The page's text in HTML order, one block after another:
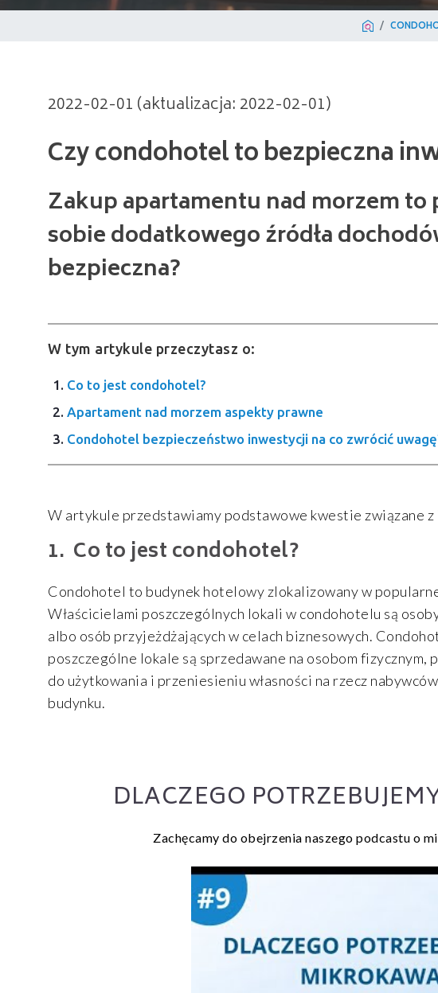
2022-02-01 (aktualizacja: 2022-02-01)
Czy condohotel to bezpieczna
Zakup apartamentu nad morzem
sobie dodatkowego źródła
bezpieczna?
W tym artykule przeczytasz o:
Co to jest condohotel?
Apartament nad morzem aspekty prawne
Condohotel bezpieczeństwo inwestycji na co zwrócić
W artykule przedstawiamy podstawowe kwestie związane
Co to jest condohotel?
Condohotel to budynek hotelowy zlokalizowany w
Właścicielami poszczególnych lokali w condohotelu są
albo osób przyjeżdżających w celach biznesowych.
poszczególne lokale są sprzedawane na osobom
do użytkowania i przeniesieniu własności na rzecz
budynku.
DLACZEGO
Zachęcamy do obejrzenia naszego podcastu o